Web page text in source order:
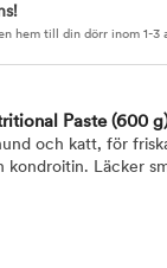
hem till din dörr inom 1-3
Paste (600
och katt, för
kondroitin. Läcker